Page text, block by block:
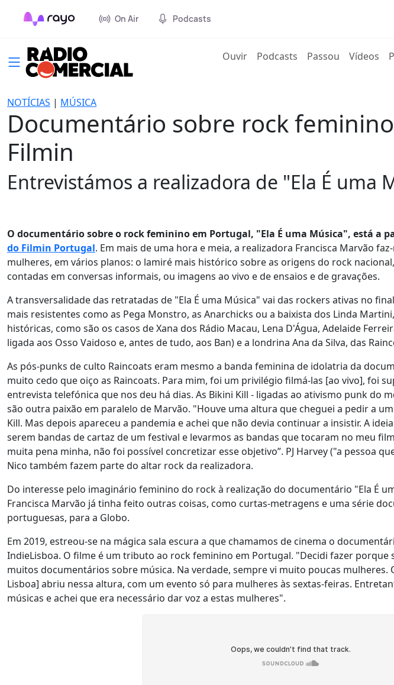
On Air Podcasts
Ouvir(current)
Podcasts Passou Vídeos
NOTÍCIAS | MÚSICA
Documentário sobre rock
Filmin
Entrevistámos a realizadora de "Ela É uma
O documentário sobre o rock feminino em Portugal, "Ela É uma Música", está a
do Filmin Portugal. Em mais de uma hora e meia, a realizadora Francisca Marvão
mulheres, em vários planos: o lamiré mais histórico sobre as origens do rock
contadas em conversas informais, ou imagens ao vivo e de ensaios e de gravações.
A transversalidade das retratadas de "Ela É uma Música" vai das rockers ativas no
mais resistentes como as Pega Monstro, as Anarchicks ou a baixista dos Linda
históricas, como são os casos de Xana dos Rádio Macau, Lena D'Água, Adelaide
ligada aos Osso Vaidoso e, antes de tudo, aos Ban) e a londrina Ana da Silva, das
As pós-punks de culto Raincoats eram mesmo a banda feminina de idolatria da
muito cedo que oiço as Raincoats. Para mim, foi um privilégio filmá-las [ao vivo], foi
entrevista telefónica que nos deu há dias. As Bikini Kill - ligadas ao ativismo punk do
são outra paixão em paralelo de Marvão. "Houve uma altura que cheguei a pedir a
Kill. Mas depois apareceu a pandemia e achei que não devia continuar a insistir. A
serem bandas de cartaz de um festival e levarmos as bandas que tocaram no meu
muita pena minha, não foi possível concretizar esse objetivo”. PJ Harvey ("a pessoa
Nico também fazem parte do altar rock da realizadora.
Do interesse pelo imaginário feminino do rock à realização do documentário "Ela É
Francisca Marvão já tinha feito outras coisas, como curtas-metragens e uma série
portuguesas, para a Globo.
Em 2019, estreou-se na mágica sala escura a que chamamos de cinema o
IndieLisboa. O filme é um tributo ao rock feminino em Portugal. "Decidi fazer porque
muitos documentários sobre música. Na verdade, sempre vi muito poucas mulheres.
Lisboa] abriu nessa altura, com um evento só para mulheres às sextas-feiras.
músicas e achei que era necessário dar voz a estas mulheres".